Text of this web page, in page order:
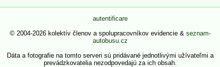
autentificare
© 2004-2026 kolektív členov a spolupracovníkov evidencie & seznam-
autobusu.cz
Dáta a fotografie na tomto serveri sú pridávané jednotlivými užívateľmi a
prevádzkovatelia nezodpovedajú za ich obsah.